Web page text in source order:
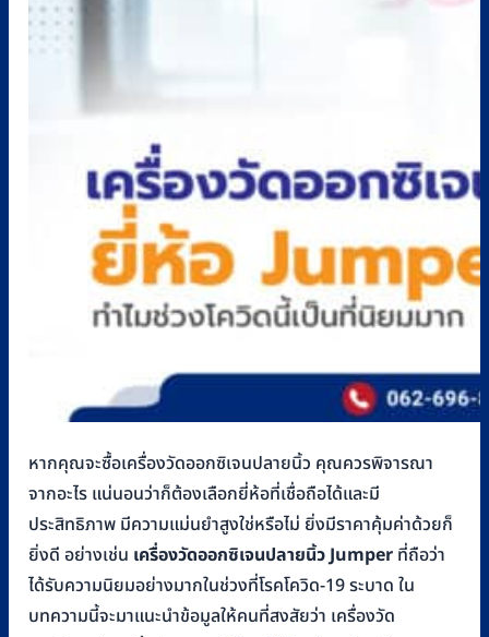
หากคุณจะซื้อเครื่องวัดออกซิเจนปลายนิ้ว คุณควรพิจารณา
จากอะไร แน่นอนว่าก็ต้องเลือกยี่ห้อที่เชื่อถือได้และมี
ประสิทธิภาพ มีความแม่นยำสูงใช่หรือไม่ ยิ่งมีราคาคุ้มค่าด้วยก็
ยิ่งดี อย่างเช่น เครื่องวัดออกซิเจนปลายนิ้วJumper ที่ถือว่า
ได้รับความนิยมอย่างมากในช่วงที่โรคโควิด-19 ระบาด ใน
บทความนี้จะมาแนะนำข้อมูลให้คนที่สงสัยว่า เครื่องวัด